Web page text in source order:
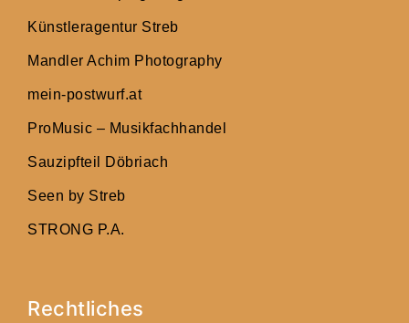
Künstleragentur Streb
Mandler Achim Photography
mein-postwurf.at
ProMusic – Musikfachhandel
Sauzipfteil Döbriach
Seen by Streb
STRONG P.A.
Rechtliches